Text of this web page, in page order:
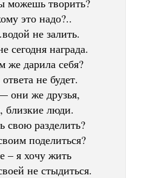
можешь творить?
это надо?..
не залить.
сегодня награда.
же дарила себя?
не будет.
они же друзья,
люди.
свою разделить?
поделиться?
– я хочу жить
не стыдиться.